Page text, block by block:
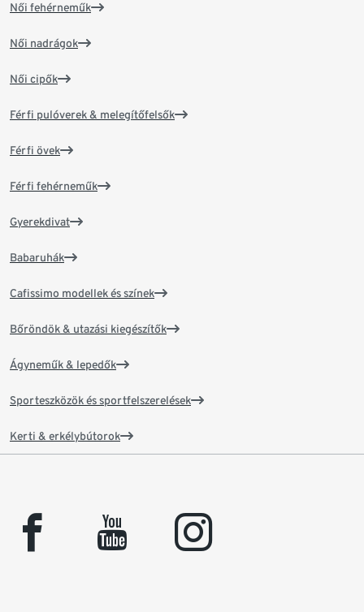
Női fehérneműk
Női nadrágok
Női cipők
Férfi pulóverek & melegítőfelsők
Férfi övek
Férfi fehérneműk
Gyerekdivat
Babaruhák
Cafissimo modellek és színek
Bőröndök & utazási kiegészítők
Ágyneműk & lepedők
Sporteszközök és sportfelszerelések
Kerti & erkélybútorok
facebook youtube instagram